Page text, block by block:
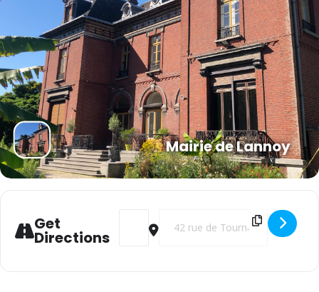
Mairie de Lannoy
Get
Directions
Address - Collecte des sapins de Noël
Destination Address - Collecte